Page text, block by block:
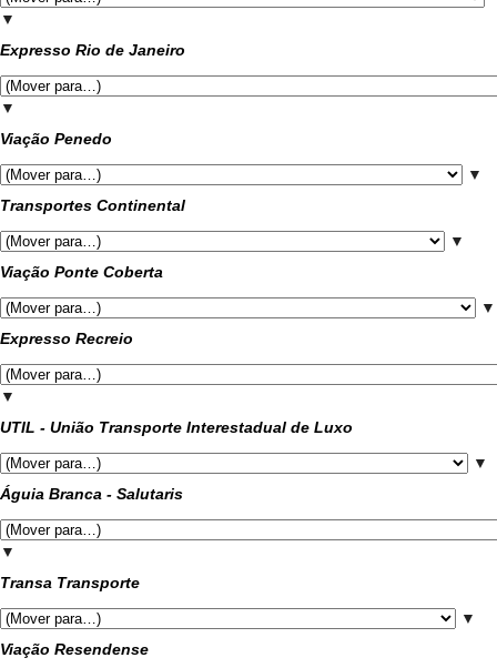
▼
Expresso Rio de Janeiro
▼
Viação Penedo
▼
Transportes Continental
▼
Viação Ponte Coberta
▼
Expresso Recreio
▼
UTIL - União Transporte Interestadual de Luxo
▼
Águia Branca - Salutaris
▼
Transa Transporte
▼
Viação Resendense